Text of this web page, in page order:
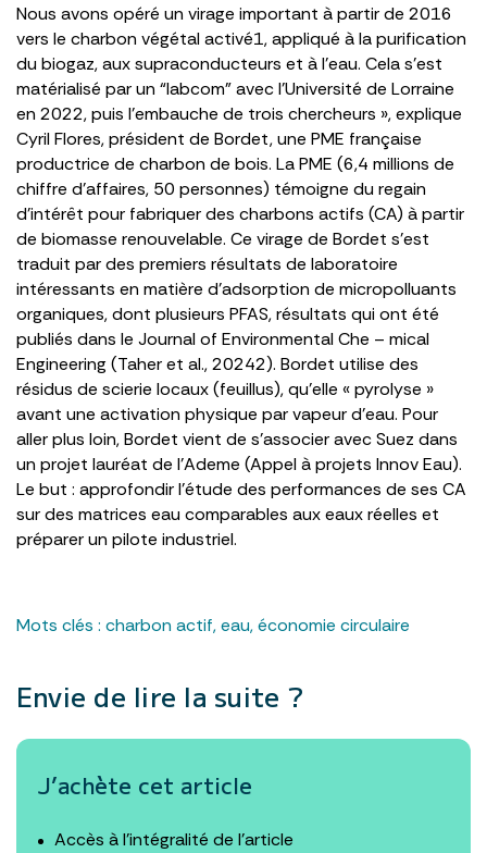
Nous avons opéré un virage important à partir de 2016
vers le charbon végétal activé1, appliqué à la purification
du biogaz, aux supraconducteurs et à l’eau. Cela s’est
matérialisé par un “labcom” avec l’Université de Lorraine
en 2022, puis l’embauche de trois chercheurs », explique
Cyril Flores, président de Bordet, une PME française
productrice de charbon de bois. La PME (6,4 millions de
chiffre d’affaires, 50 personnes) témoigne du regain
d’intérêt pour fabriquer des charbons actifs (CA) à partir
de biomasse renouvelable. Ce virage de Bordet s’est
traduit par des premiers résultats de laboratoire
intéressants en matière d’adsorption de micropolluants
organiques, dont plusieurs PFAS, résultats qui ont été
publiés dans le Journal of Environmental Che – mical
Engineering (Taher et al., 20242). Bordet utilise des
résidus de scierie locaux (feuillus), qu’elle « pyrolyse »
avant une activation physique par vapeur d’eau. Pour
aller plus loin, Bordet vient de s’associer avec Suez dans
un projet lauréat de l’Ademe (Appel à projets Innov Eau).
Le but : approfondir l’étude des performances de ses CA
sur des matrices eau comparables aux eaux réelles et
préparer un pilote industriel.
Mots clés : charbon actif,eau,économie circulaire
Envie de lire la suite ?
J’achète cet article
Accès à l’intégralité de l’article